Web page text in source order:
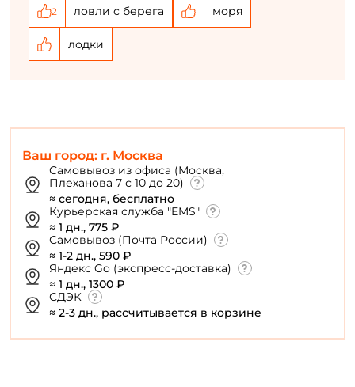
Ваш город: г. Москва
Самовывоз из офиса (Москва,
Плеханова 7 с 10 до 20)
≈ сегодня, бесплатно
Курьерская служба "EMS"
≈ 1 дн., 775 ₽
Самовывоз (Почта России)
≈ 1-2 дн., 590 ₽
Яндекс Go (экспресс-доставка)
≈ 1 дн., 1300 ₽
СДЭК
≈ 2-3 дн., рассчитывается в корзине
2 ловли с берега моря
лодки